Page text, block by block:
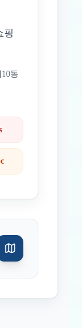
핑
동